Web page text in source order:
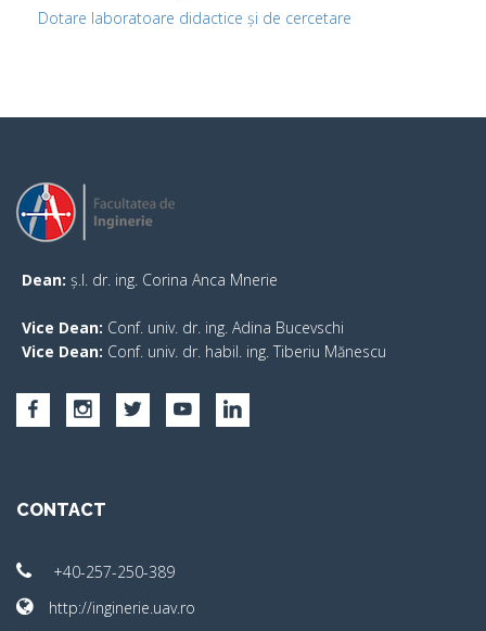
Dotare laboratoare didactice și de cercetare
Dean: ș.l. dr. ing. Corina Anca Mnerie
Vice Dean: Conf. univ. dr. ing. Adina Bucevschi
Vice Dean: Conf. univ. dr. habil. ing. Tiberiu Mănescu
CONTACT
+40-257-250-389
http://inginerie.uav.ro